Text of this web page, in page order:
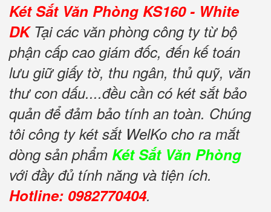
Két Sắt Văn Phòng KS160 - White
DK Tại các văn phòng công ty từ bộ
phận cấp cao giám đốc, đến kế toán
lưu giữ giấy tờ, thu ngân, thủ quỹ, văn
thư con dấu....đều cần có két sắt bảo
quản để đảm bảo tính an toàn. Chúng
tôi công ty két sắt WelKo cho ra mắt
dòng sản phẩm Két Sắt Văn Phòng
với đầy đủ tính năng và tiện ích.
Hotline: 0982770404.